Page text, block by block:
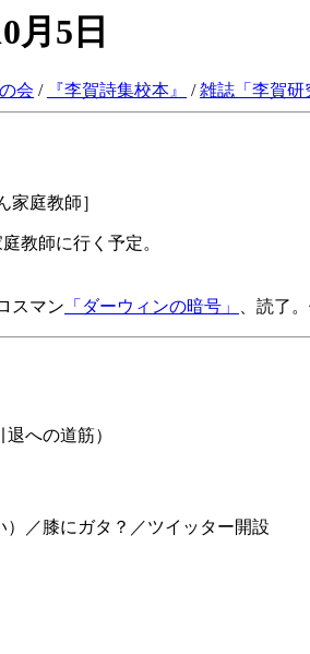
月5日
会 / 『李賀詩集校本』 /雑誌「李賀研
家庭教師］
教師に行く予定。
スマン 「ダーウィンの暗号」 、読了
への道筋）
）／膝にガタ？／ツイッター開設